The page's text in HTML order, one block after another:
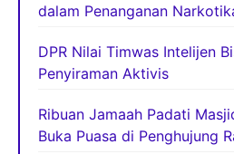
dalam Penanganan
DPR Nilai Timwas Intelijen
Penyiraman Aktivis
Ribuan Jamaah Padati
Buka Puasa di Penghujung